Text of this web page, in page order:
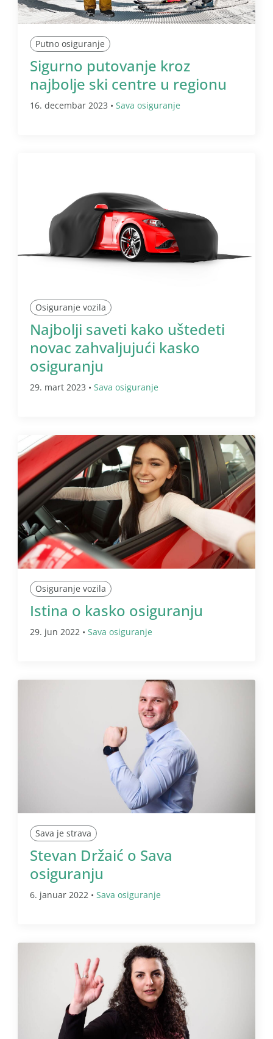
Putno osiguranje
Sigurno putovanje kroz
najbolje ski centre u regionu
16. decembar 2023 • Sava osiguranje
Osiguranje vozila
Najbolji saveti kako uštedeti
novac zahvaljujući kasko
osiguranju
29. mart 2023 • Sava osiguranje
Osiguranje vozila
Istina o kasko osiguranju
29. jun 2022 • Sava osiguranje
Sava je strava
Stevan Držaić o Sava
osiguranju
6. januar 2022 • Sava osiguranje